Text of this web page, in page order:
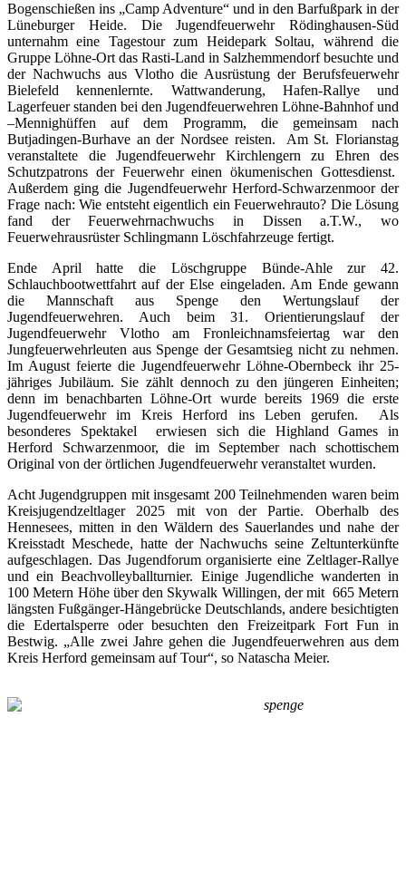
Bogenschießen ins „Camp Adventure“ und in den Barfußpark in der
Lüneburger Heide. Die Jugendfeuerwehr Rödinghausen-Süd
unternahm eine Tagestour zum Heidepark Soltau, während die
Gruppe Löhne-Ort das Rasti-Land in Salzhemmendorf besuchte und
der Nachwuchs aus Vlotho die Ausrüstung der Berufsfeuerwehr
Bielefeld kennenlernte. Wattwanderung, Hafen-Rallye und
Lagerfeuer standen bei den Jugendfeuerwehren Löhne-Bahnhof und
–Mennighüffen auf dem Programm, die gemeinsam nach
Butjadingen-Burhave an der Nordsee reisten. Am St. Florianstag
veranstaltete die Jugendfeuerwehr Kirchlengern zu Ehren des
Schutzpatrons der Feuerwehr einen ökumenischen Gottesdienst.
Außerdem ging die Jugendfeuerwehr Herford-Schwarzenmoor der
Frage nach: Wie entsteht eigentlich ein Feuerwehrauto? Die Lösung
fand der Feuerwehrnachwuchs in Dissen a.T.W., wo
Feuerwehrausrüster Schlingmann Löschfahrzeuge fertigt.
Ende April hatte die Löschgruppe Bünde-Ahle zur 42.
Schlauchbootwettfahrt auf der Else eingeladen. Am Ende gewann
die Mannschaft aus Spenge den Wertungslauf der
Jugendfeuerwehren. Auch beim 31. Orientierungslauf der
Jugendfeuerwehr Vlotho am Fronleichnamsfeiertag war den
Jungfeuerwehrleuten aus Spenge der Gesamtsieg nicht zu nehmen.
Im August feierte die Jugendfeuerwehr Löhne-Obernbeck ihr 25-
jähriges Jubiläum. Sie zählt dennoch zu den jüngeren Einheiten;
denn im benachbarten Löhne-Ort wurde bereits 1969 die erste
Jugendfeuerwehr im Kreis Herford ins Leben gerufen. Als
besonderes Spektakel erwiesen sich die Highland Games in
Herford Schwarzenmoor, die im September nach schottischem
Original von der örtlichen Jugendfeuerwehr veranstaltet wurden.
Acht Jugendgruppen mit insgesamt 200 Teilnehmenden waren beim
Kreisjugendzeltlager 2025 mit von der Partie. Oberhalb des
Hennesees, mitten in den Wäldern des Sauerlandes und nahe der
Kreisstadt Meschede, hatte der Nachwuchs seine Zeltunterkünfte
aufgeschlagen. Das Jugendforum organisierte eine Zeltlager-Rallye
und ein Beachvolleyballturnier. Einige Jugendliche wanderten in
100 Metern Höhe über den Skywalk Willingen, der mit 665 Metern
längsten Fußgänger-Hängebrücke Deutschlands, andere besichtigten
die Edertalsperre oder besuchten den Freizeitpark Fort Fun in
Bestwig. „Alle zwei Jahre gehen die Jugendfeuerwehren aus dem
Kreis Herford gemeinsam auf Tour“, so Natascha Meier.